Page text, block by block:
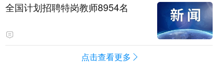
全国计划招聘特岗教师8954名
点击查看更多